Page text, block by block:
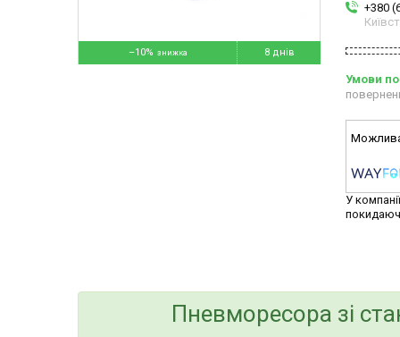
–10% 8 днів
+380
У
Пневморесора зі